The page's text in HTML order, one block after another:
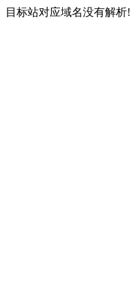
目标站对应域名没有解析!